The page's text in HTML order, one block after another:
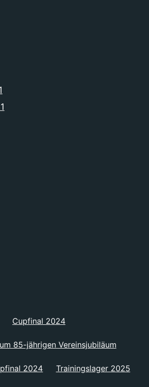
Cupfinal 2024
85-jährigen Vereinsjubiläum
2024 Trainingslager 2025